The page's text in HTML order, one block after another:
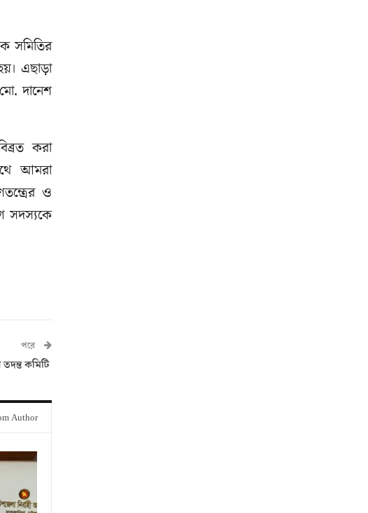
সমিতির
এছাড়া
দানেশ
করা
আমরা
ও
সদস্যকে
পরে
কমিটি
Author